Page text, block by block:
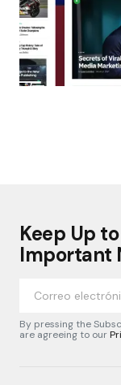
Keep Up
Important
By pressing the
are agreeing to our